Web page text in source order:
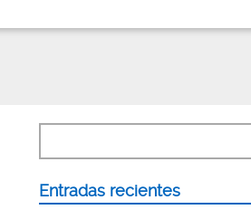
Entradas recientes